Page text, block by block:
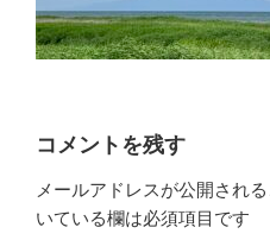
コメントを残す
メールアドレスが公開される
いている欄は必須項目です